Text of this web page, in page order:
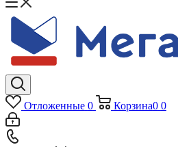
Отложенные 0 Корзина0 0